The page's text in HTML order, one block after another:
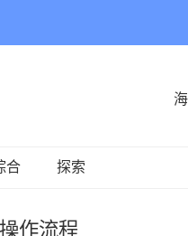
合 探索
作流程